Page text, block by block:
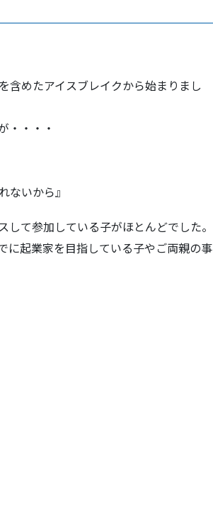
含めたアイスブレイクから始まりまし
・・・・
ないから』
て参加している子がほとんどでした。
に起業家を目指している子やご両親の事